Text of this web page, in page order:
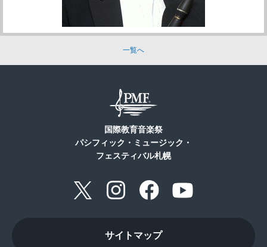
一覧へ
国際教育音楽祭
パシフィック・ミュージック・
フェスティバル札幌
サイトマップ